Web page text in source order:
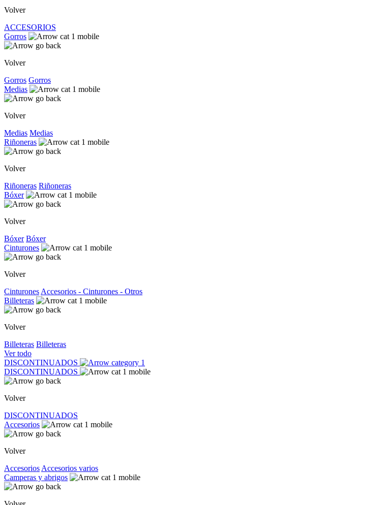
Volver
ACCESORIOS
Gorros
Volver
Gorros Gorros
Medias
Volver
Medias Medias
Riñoneras
Volver
Riñoneras Riñoneras
Bóxer
Volver
Bóxer Bóxer
Cinturones
Volver
Cinturones Accesorios - Cinturones - Otros
Billeteras
Volver
Billeteras Billeteras
Ver todo
DISCONTINUADOS
DISCONTINUADOS
Volver
DISCONTINUADOS
Accesorios
Volver
Accesorios Accesorios varios
Camperas y abrigos